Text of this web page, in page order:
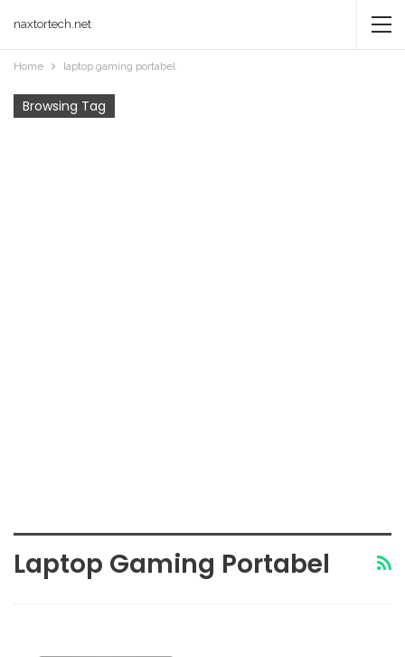
naxtortech.net
Home laptop gaming portabel
Browsing Tag
Laptop Gaming Portabel